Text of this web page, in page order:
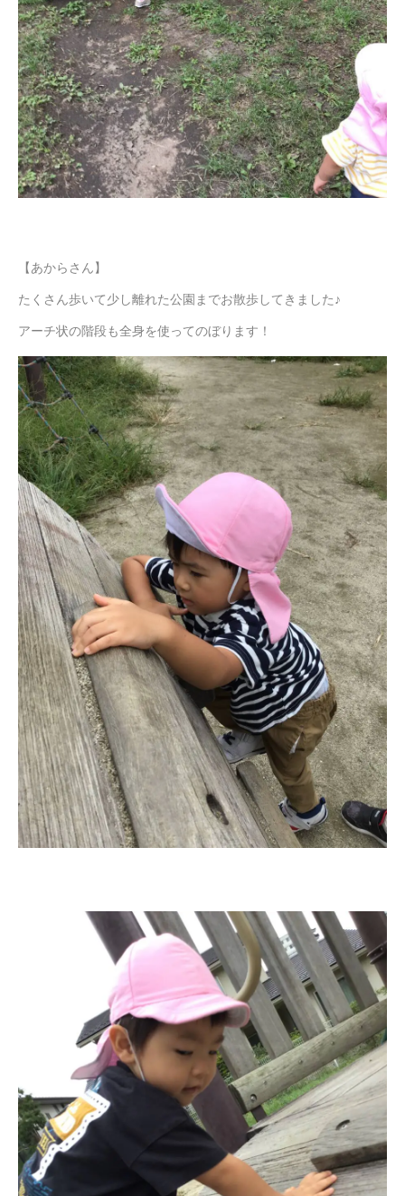
【あからさん】
たくさん歩いて少し離れた公園までお散歩してきました♪
アーチ状の階段も全身を使ってのぼります！